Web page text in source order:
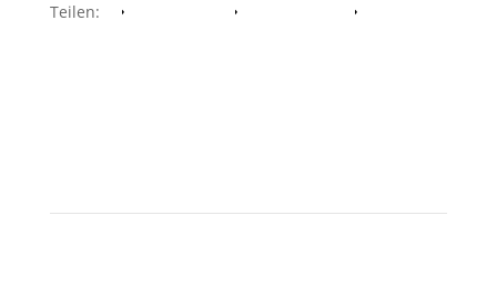
Teilen: Facebook Whatsapp Twitter